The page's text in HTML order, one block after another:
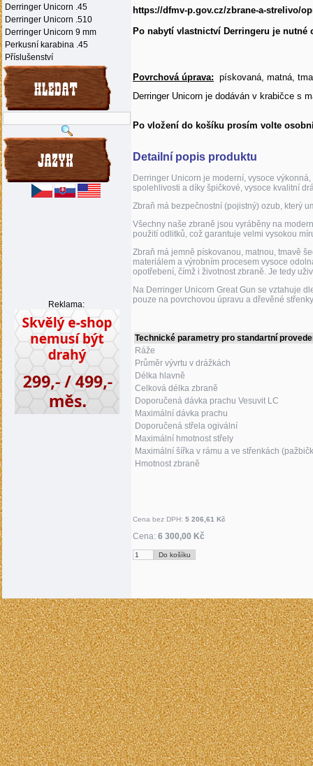
Derringer Unicorn .45
Derringer Unicorn .510
Derringer Unicorn 9 mm
Perkusní karabina .45
Příslušenství
Reklama:
https://dfmv-p.gov.cz/zbrane-a-strelivo/
Po nabytí vlastnictví Derringeru je nutné
Povrchová úprava: pískovaná, matná,
Derringer Unicorn je dodáván v krabičce s
Po vložení do košíku prosím volte
Detailní popis produktu
Derringer Unicorn je moderní, vysoce
spolehlivosti a díky špičkové, vysoce kvalitní
Zbraň má bezpečnostní (pojistný) ozub, který
Všechny naše zbraně jsou vyráběny na
použití odlitků, což garantuje velmi vysokou
Zbraň má jemně pískovanou, matnou, tmavě
materiálem a výrobním procesem vysoce
opotřebení, čímž i životnost zbraně. Je tedy
Na Derringer Unicorn Great Gun se vztahuje
pouze na povrchovou úpravu a dřevěné
Technické parametry pro standartní
Ráže
Průměr vývrtu v drážkách
Délka hlavně
Celková délka zbraně
Doporučená dávka prachu Vesuvit LC
Maximální dávka prachu
Doporučená střela ogivální
Maximální hmotnost střely
Maximální šířka v rámu a ve střenkách
Hmotnost zbraně
Cena bez DPH: 5 206,61 Kč
Cena: 6 300,00 Kč